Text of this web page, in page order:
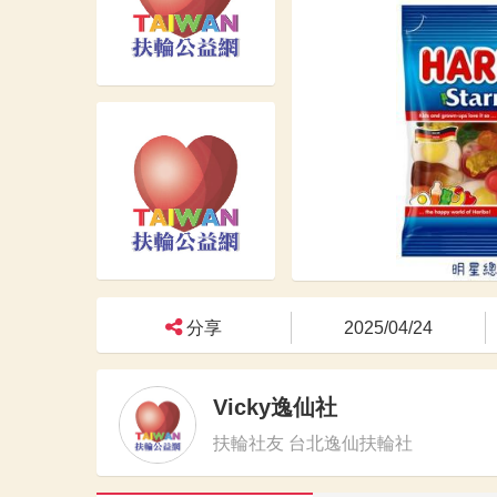
分享 2025/04/24
Vicky逸仙社
扶輪社友 台北逸仙扶輪社